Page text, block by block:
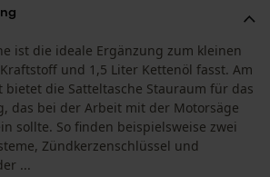
ist die ideale Ergänzung zum kleinen
und 1,5 Liter Kettenöl fasst. Am
bietet die Satteltasche Stauraum für das
das bei der Arbeit mit der Motorsäge
sollte. So finden beispielsweise zwei
Zündkerzenschlüssel und
...